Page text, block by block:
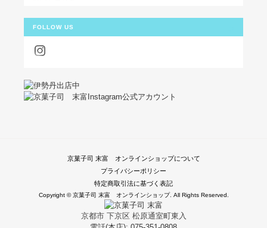
FOLLOW US
京菓子司 末富 オンラインショップについて
プライバシーポリシー
特定商取引法に基づく表記
Copyright © 京菓子司 末富 オンラインショップ. All Rights Reserved.
京都市 下京区 松原通室町東入